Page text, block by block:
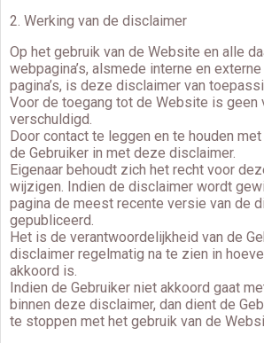
2. Werking van de disclaimer
Op het gebruik van de Website en alle
webpagina’s, alsmede interne en
pagina’s, is deze disclaimer van
Voor de toegang tot de Website is geen
verschuldigd.
Door contact te leggen en te houden
de Gebruiker in met deze disclaimer.
Eigenaar behoudt zich het recht voor
wijzigen. Indien de disclaimer wordt
pagina de meest recente versie van de
gepubliceerd.
Het is de verantwoordelijkheid van de
disclaimer regelmatig na te zien in
akkoord is.
Indien de Gebruiker niet akkoord gaat
binnen deze disclaimer, dan dient de
te stoppen met het gebruik van de